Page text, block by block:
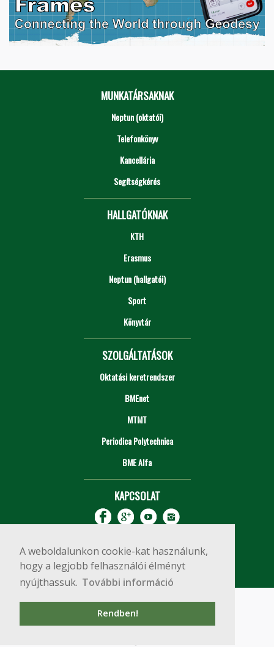
A weboldalunkon cookie-kat használunk,
hogy a legjobb felhasználói élményt
nyújthassuk. További információ
Rendben!
MUNKATÁRSAKNAK
Neptun (oktatói)
Telefonkönyv
Kancellária
Segítségkérés
HALLGATÓKNAK
KTH
Erasmus
Neptun (hallgatói)
Sport
Könyvtár
SZOLGÁLTATÁSOK
Oktatási keretrendszer
BMEnet
MTMT
Periodica Polytechnica
BME Alfa
KAPCSOLAT
Copyright © 2020 BME Építőmérnöki Kar
1111 Budapest, Műegyetem rkp. 3.